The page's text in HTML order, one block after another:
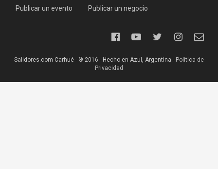
Publicar un evento Publicar un negocio
Salidores.com Carhué - ® 2016 - Hecho en Azul, Argentina - Política de
Privacidad